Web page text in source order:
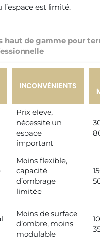
est limité.
haut de gamme pour
INCONVÉNIENTS
Prix élevé,
nécessite un
espace
important
Moins flexible,
capacité
d’ombrage
limitée
Moins de surface
d’ombre, moins
modulable